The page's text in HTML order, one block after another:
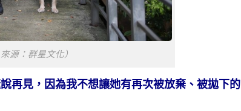
源：群星文化）
再見，因為我不想讓她有再次被放棄、被拋下的